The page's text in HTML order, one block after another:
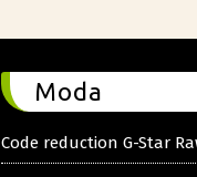
Moda
Code reduction G-Star